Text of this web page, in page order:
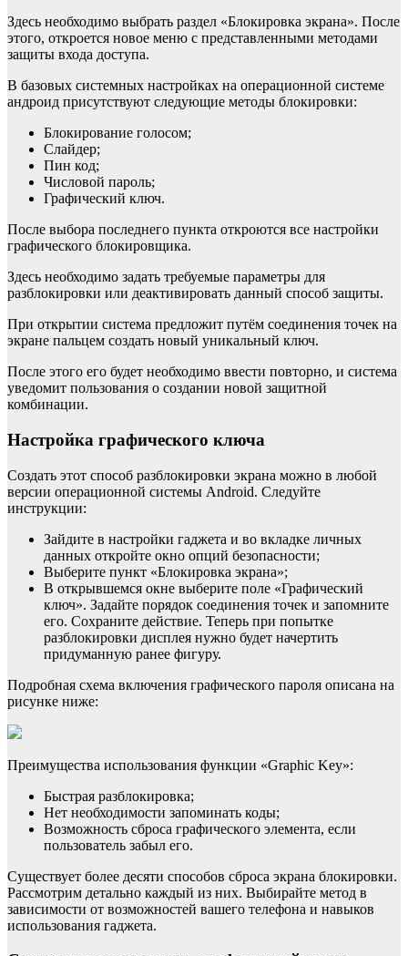
Здесь необходимо выбрать раздел «Блокировка экрана». После
этого, откроется новое меню с представленными методами
защиты входа доступа.
В базовых системных настройках на операционной системе
андроид присутствуют следующие методы блокировки:
Блокирование голосом;
Слайдер;
Пин код;
Числовой пароль;
Графический ключ.
После выбора последнего пункта откроются все настройки
графического блокировщика.
Здесь необходимо задать требуемые параметры для
разблокировки или деактивировать данный способ защиты.
При открытии система предложит путём соединения точек на
экране пальцем создать новый уникальный ключ.
После этого его будет необходимо ввести повторно, и система
уведомит пользования о создании новой защитной
комбинации.
Настройка графического ключа
Создать этот способ разблокировки экрана можно в любой
версии операционной системы Android. Следуйте
инструкции:
Зайдите в настройки гаджета и во вкладке личных
данных откройте окно опций безопасности;
Выберите пункт «Блокировка экрана»;
В открывшемся окне выберите поле «Графический
ключ». Задайте порядок соединения точек и запомните
его. Сохраните действие. Теперь при попытке
разблокировки дисплея нужно будет начертить
придуманную ранее фигуру.
Подробная схема включения графического пароля описана на
рисунке ниже:
Преимущества использования функции «Graphic Key»:
Быстрая разблокировка;
Нет необходимости запоминать коды;
Возможность сброса графического элемента, если
пользователь забыл его.
Существует более десяти способов сброса экрана блокировки.
Рассмотрим детально каждый из них. Выбирайте метод в
зависимости от возможностей вашего телефона и навыков
использования гаджета.